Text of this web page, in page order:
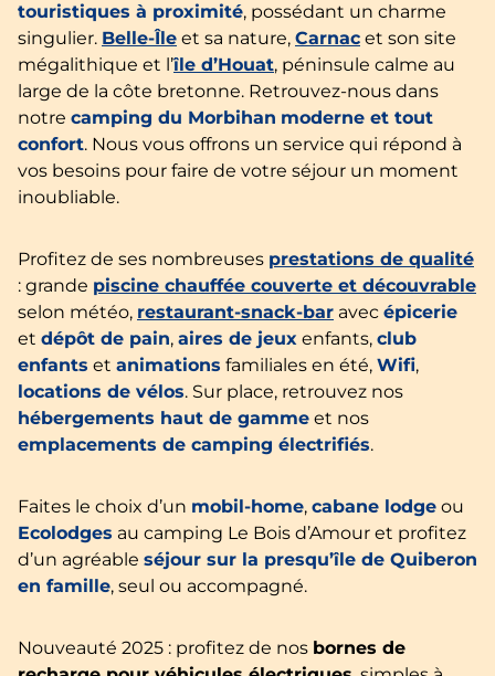
touristiques à proximité, possédant un charme
singulier. Belle-Île et sa nature, Carnac et son site
mégalithique et l’île d’Houat, péninsule calme au
large de la côte bretonne. Retrouvez-nous dans
notre camping du Morbihan moderne et tout
confort. Nous vous offrons un service qui répond à
vos besoins pour faire de votre séjour un moment
inoubliable.
Profitez de ses nombreuses prestations de qualité
: grande piscine chauffée couverte et découvrable
selon météo, restaurant-snack-bar avec épicerie
et dépôt de pain, aires de jeux enfants, club
enfants et animations familiales en été, Wifi,
locations de vélos. Sur place, retrouvez nos
hébergements haut de gamme et nos
emplacements de camping électrifiés.
Faites le choix d’un mobil-home, cabane lodge ou
Ecolodges au camping Le Bois d’Amour et profitez
d’un agréable séjour sur la presqu’île de Quiberon
en famille, seul ou accompagné.
Nouveauté 2025 : profitez de nos bornes de